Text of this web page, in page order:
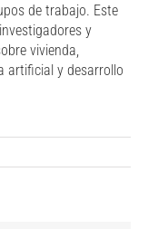
de trabajo. Este
y
vivienda,
artificial y desarrollo